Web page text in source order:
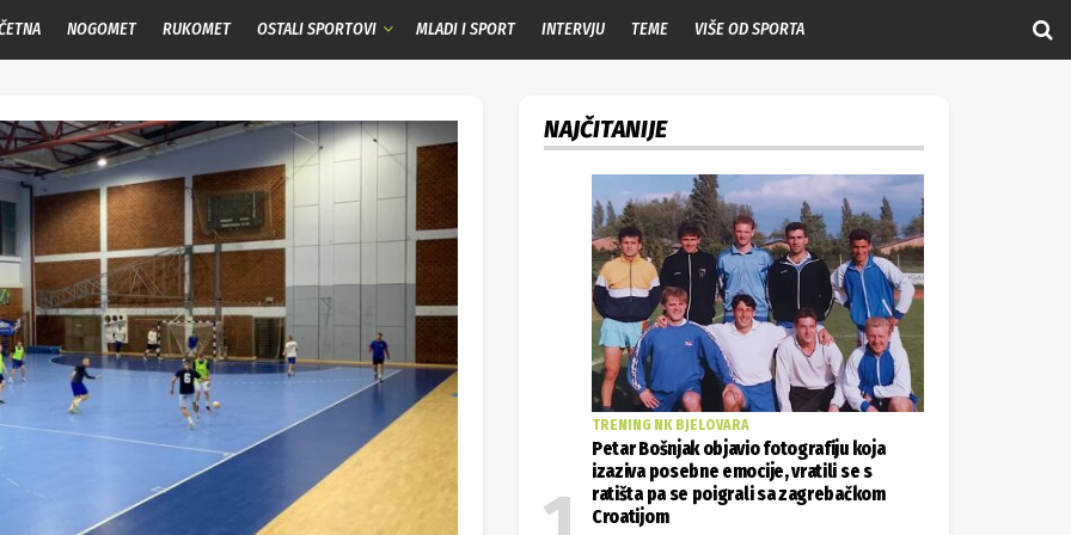
NOGOMET RUKOMET OSTALI SPORTOVI MLADI I SPORT INTERVJU TEME VIŠE OD SPORTA
NAJČITANIJE
TRENING NK BJELOVARA
Petar Bošnjak objavio fotografiju koja
izaziva posebne emocije, vratili se s
ratišta pa se poigrali sa zagrebačkom
Croatijom